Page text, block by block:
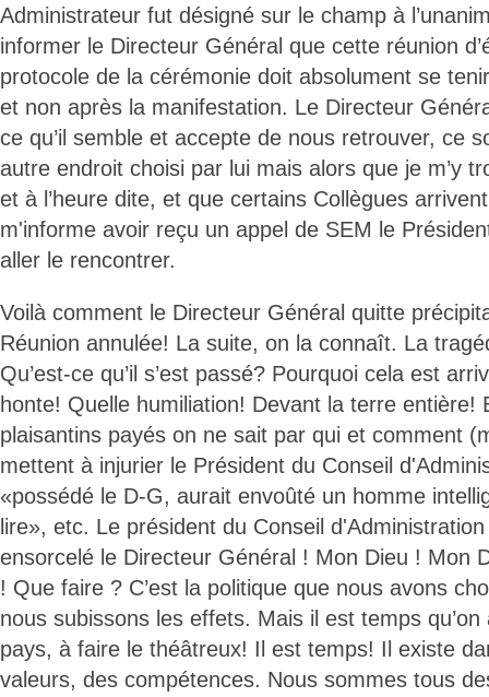
Administrateur fut désigné sur le champ à
informer le Directeur Général que cette réunion
protocole de la cérémonie doit absolument se
et non après la manifestation. Le Directeur
ce qu’il semble et accepte de nous retrouver, ce
autre endroit choisi par lui mais alors que je m’y
et à l’heure dite, et que certains Collègues
m'informe avoir reçu un appel de SEM le
aller le rencontrer.
Voilà comment le Directeur Général quitte
Réunion annulée! La suite, on la connaît. La
Qu’est-ce qu’il s’est passé? Pourquoi cela est
honte! Quelle humiliation! Devant la terre entière!
plaisantins payés on ne sait par qui et comment
mettent à injurier le Président du Conseil
«possédé le D-G, aurait envoûté un homme
lire», etc. Le président du Conseil
ensorcelé le Directeur Général ! Mon Dieu ! Mon
! Que faire ? C’est la politique que nous avons
nous subissons les effets. Mais il est temps
pays, à faire le théâtreux! Il est temps! Il existe
valeurs, des compétences. Nous sommes tous